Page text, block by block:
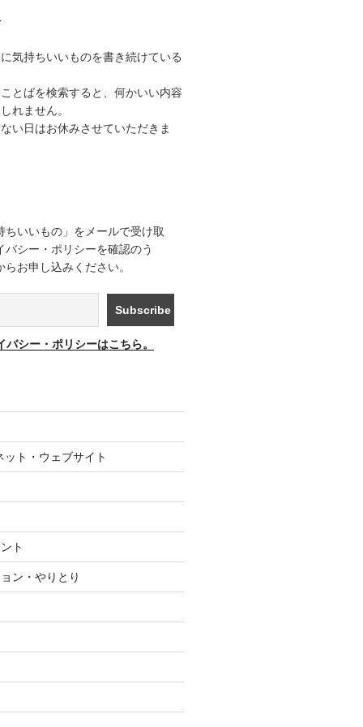
気持ちいいものを書き続けている
とばを検索すると、何かいい内容
れません。
い日はお休みさせていただきま
いいもの」をメールで受け取
バシー・ポリシーを確認のう
お申し込みください。
バシー・ポリシーはこちら。
ト・ウェブサイト
ト
ン・やりとり